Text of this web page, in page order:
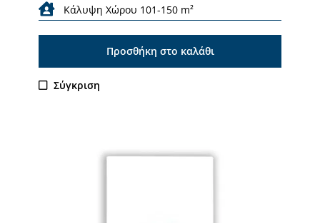
Κάλυψη Χώρου 101-150 m²
Προσθήκη στο καλάθι
Σύγκριση